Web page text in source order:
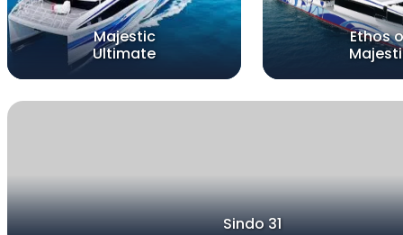
Majestic
Ultimate
Ethos
Sindo 31